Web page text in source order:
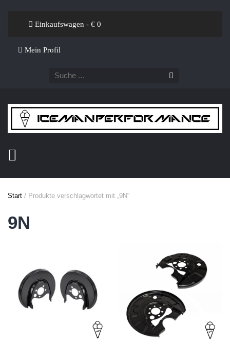
Einkaufswagen - € 0
Mein Profil
Start / Produkte verschlagwortet mit „9N“
9N